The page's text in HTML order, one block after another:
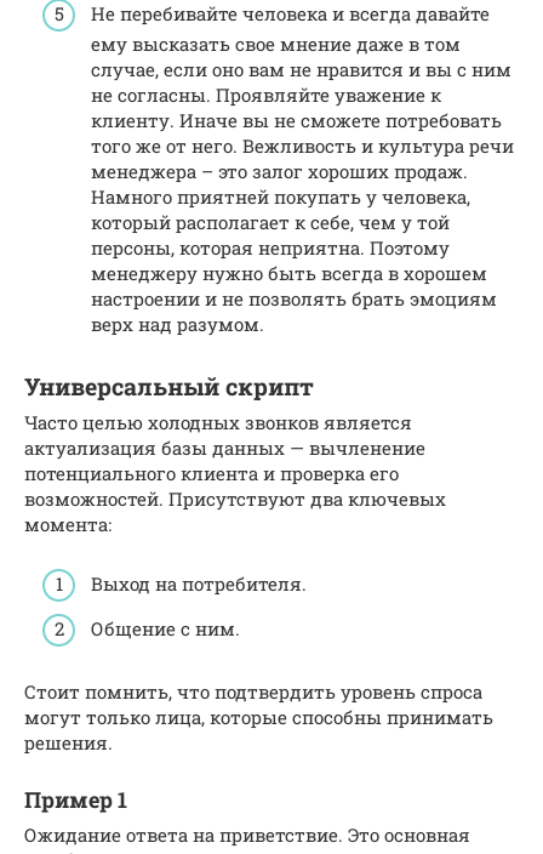
Не перебивайте человека и всегда давайте
ему высказать свое мнение даже в том
случае, если оно вам не нравится и вы с ним
не согласны. Проявляйте уважение к
клиенту. Иначе вы не сможете потребовать
того же от него. Вежливость и культура речи
менеджера – это залог хороших продаж.
Намного приятней покупать у человека,
который располагает к себе, чем у той
персоны, которая неприятна. Поэтому
менеджеру нужно быть всегда в хорошем
настроении и не позволять брать эмоциям
верх над разумом.
Универсальный скрипт
Часто целью холодных звонков является
актуализация базы данных — вычленение
потенциального клиента и проверка его
возможностей. Присутствуют два ключевых
момента:
Выход на потребителя.
Общение с ним.
Стоит помнить, что подтвердить уровень спроса
могут только лица, которые способны принимать
решения.
Пример 1
Ожидание ответа на приветствие. Это основная